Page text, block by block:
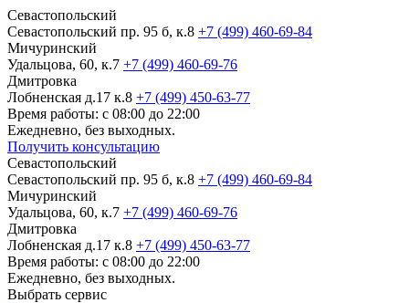
Севастопольский
Севастопольский пр. 95 б, к.8 +7 (499) 460-69-84
Мичуринский
Удальцова, 60, к.7 +7 (499) 460-69-76
Дмитровка
Лобненская д.17 к.8 +7 (499) 450-63-77
Время работы: с 08:00 до 22:00
Ежедневно, без выходных.
Получить консультацию
Севастопольский
Севастопольский пр. 95 б, к.8 +7 (499) 460-69-84
Мичуринский
Удальцова, 60, к.7 +7 (499) 460-69-76
Дмитровка
Лобненская д.17 к.8 +7 (499) 450-63-77
Время работы: с 08:00 до 22:00
Ежедневно, без выходных.
Выбрать сервис